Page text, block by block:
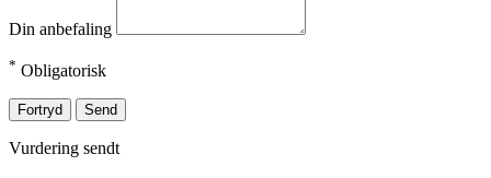
Din anbefaling
* Obligatorisk
Fortryd Send
Vurdering sendt